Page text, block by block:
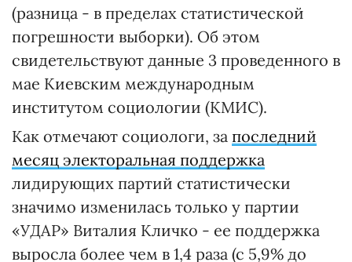
(разница - в пределах статистической
погрешности выборки). Об этом
свидетельствуют данные 3 проведенного в
мае Киевским международным
институтом социологии (КМИС).
Как отмечают социологи, за последний
месяц электоральная поддержка
лидирующих партий статистически
значимо изменилась только у партии
«УДАР» Виталия Кличко - ее поддержка
выросла более чем в 1,4 раза (с 5,9% до